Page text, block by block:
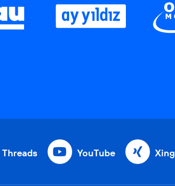
Threads YouTube Xing